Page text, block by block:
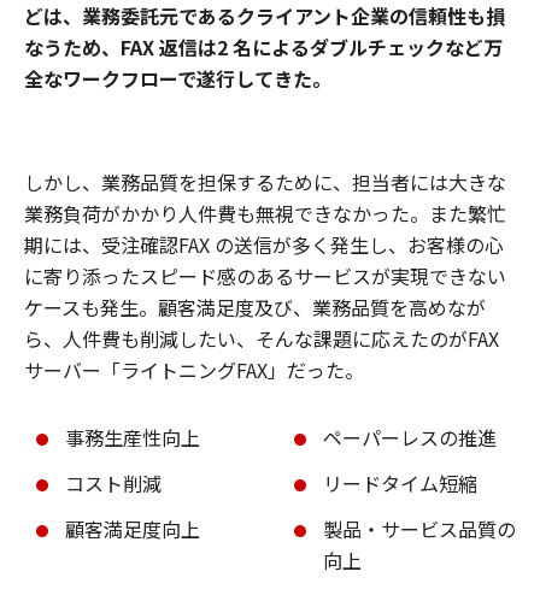
どは、業務委託元であるクライアント企業の信頼性も損
なうため、FAX 返信は2 名によるダブルチェックなど万
全なワークフローで遂行してきた。
しかし、業務品質を担保するために、担当者には大きな
業務負荷がかかり人件費も無視できなかった。また繁忙
期には、受注確認FAX の送信が多く発生し、お客様の心
に寄り添ったスピード感のあるサービスが実現できない
ケースも発生。顧客満足度及び、業務品質を高めなが
ら、人件費も削減したい、そんな課題に応えたのがFAX
サーバー「ライトニングFAX」だった。
事務生産性向上
ペーパーレスの推進
コスト削減
リードタイム短縮
顧客満足度向上
製品・サービス品質の
向上